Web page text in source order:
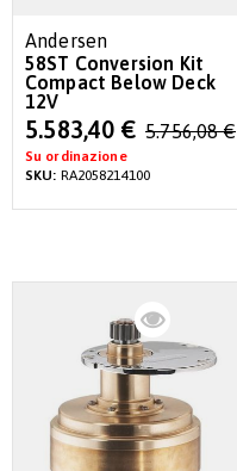
Andersen
58ST Conversion Kit
Compact Below Deck
12V
Special
Price
5.583,40 € 5.756,08 €
Su ordinazione
SKU: RA2058214100